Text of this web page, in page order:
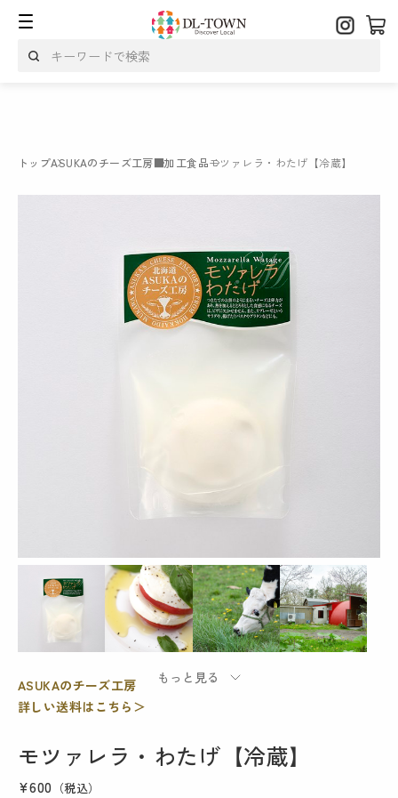
トップASUKAのチーズ工房■加工食品モツァレラ・わたげ【冷蔵】
ASUKAのチーズ工房
詳しい送料はこちら＞
モツァレラ・わたげ【冷蔵】
¥600 （税込）